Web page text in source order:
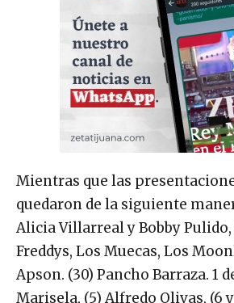
Mientras que las
quedaron de la siguiente
Alicia Villarreal y Bobby Pulido,
Freddys, Los Muecas, Los
Apson. (30) Pancho Barraza. 1
Marisela, (5) Alfredo Olivas, (6